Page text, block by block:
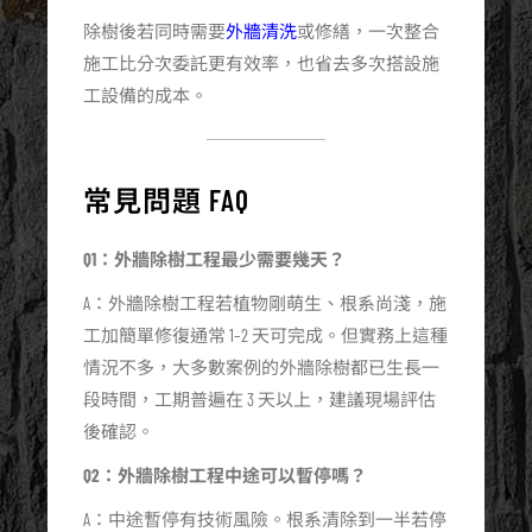
除樹後若同時需要外牆清洗或修繕，一次整合
施工比分次委託更有效率，也省去多次搭設施
工設備的成本。
常見問題 FAQ
Q1：外牆除樹工程最少需要幾天？
A：外牆除樹工程若植物剛萌生、根系尚淺，施
工加簡單修復通常 1–2 天可完成。但實務上這種
情況不多，大多數案例的外牆除樹都已生長一
段時間，工期普遍在 3 天以上，建議現場評估
後確認。
Q2：外牆除樹工程中途可以暫停嗎？
A：中途暫停有技術風險。根系清除到一半若停